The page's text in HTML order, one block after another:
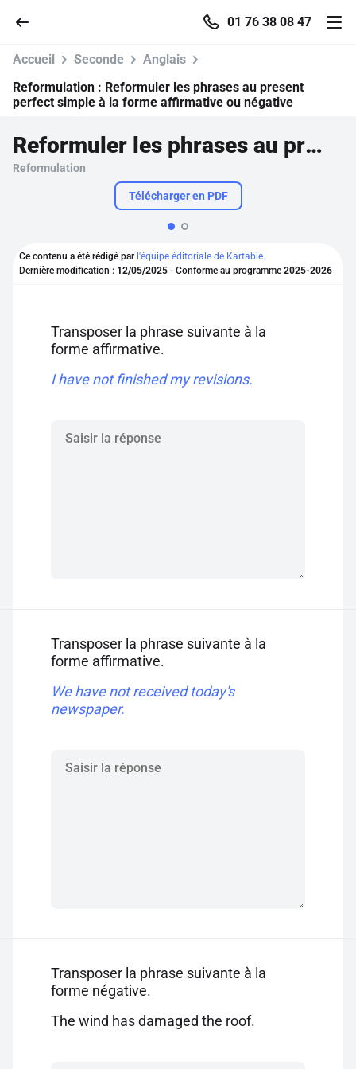
01 76 38 08 47
Parcourir
Se connecter
Pour profiter de 10 contenus offerts.
Accueil Seconde
Anglais
Reformulation : Reformuler les phrases au present
perfect simple à la forme affirmative ou négative
Reformuler les phrases au present perfect simple à la forme affirmative ou négative
Reformulation
Télécharger en PDF
Ce contenu a été rédigé par l'équipe éditoriale de Kartable.
Dernière modification : 12/05/2025 - Conforme au programme 2025-2026
Transposer la phrase suivante à la
forme affirmative.
I have not finished my revisions.
Transposer la phrase suivante à la
forme affirmative.
We have not received today's
newspaper.
Transposer la phrase suivante à la
forme négative.
The wind has damaged the roof.